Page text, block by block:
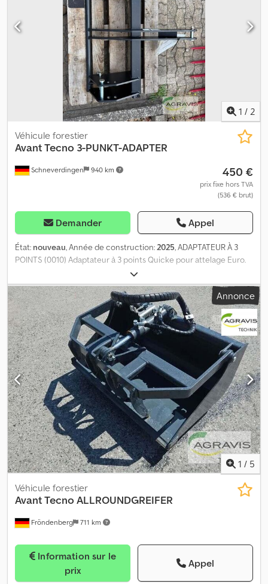
droite (0110) Table de tri, large (0120) Optimisation du
remplissage/toile (0130) Largeur du canal de tamisage : 850 mm
(0140) Largeur de la trémie : 620 mm (0150) Attelage à boule
(0160) Pneumatiques : 440/70-20 et 500/60-22.5 (0170) 1er tapis de
tamisage : 40 mm (0180) Toile de remplissage des caisses (0190)
Pliable hydrauliquement Chsdpfx Ajzq Tgijqxea (0200) 2e tapis de
tamisage : 35 mm
1 / 2
Schneverdingen 940 km
Véhicule forestier
Avant Tecno 3-PUNKT-ADAPTER
450 €
prix fixe hors TVA
(536 € brut)
Demander Appel
État: nouveau, Année de construction:2025, ADAPTATEUR À 3
POINTS (0010) Adaptateur à 3 points Quicke pour attelage Euro.
Annonce
1 / 5
Fröndenberg 711 km
Véhicule forestier
Avant TecnoALLROUNDGREIFER
prix
Appel